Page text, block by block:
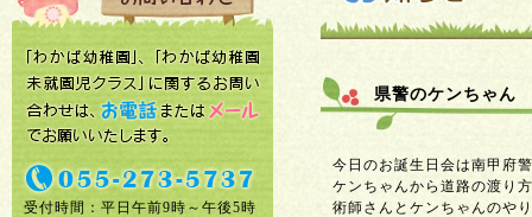
受付時間：平日午前9時～午後5時
県警のケンちゃん
今日のお誕生日会は南甲府
ケンちゃんから道路の渡り
術師さんとケンちゃんのや